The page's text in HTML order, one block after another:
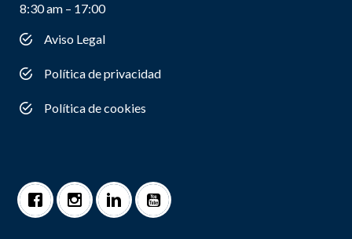
8:30 am – 17:00
Aviso Legal
Política de privacidad
Política de cookies